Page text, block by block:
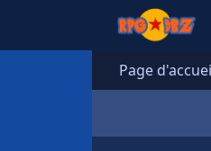
Aller au contenu principal
Page